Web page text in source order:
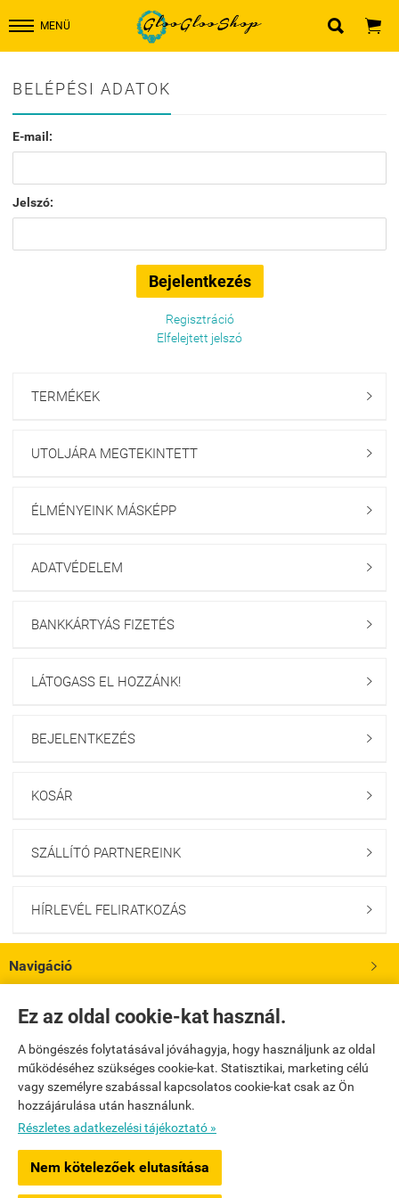
Ez az oldal cookie-kat használ.
A böngészés folytatásával jóváhagyja, hogy használjunk az oldal
működéséhez szükséges cookie-kat. Statisztikai, marketing célú
vagy személyre szabással kapcsolatos cookie-kat csak az Ön
hozzájárulása után használunk.
Részletes adatkezelési tájékoztató »
Nem kötelezőek elutasítása
MENÜ  
BELÉPÉSI ADATOK
E-mail:
Jelszó:
Regisztráció
Elfelejtett jelszó
TERMÉKEK 
UTOLJÁRA MEGTEKINTETT 
ÉLMÉNYEINK MÁSKÉPP 
ADATVÉDELEM 
BANKKÁRTYÁS FIZETÉS 
LÁTOGASS EL HOZZÁNK! 
BEJELENTKEZÉS 
KOSÁR 
SZÁLLÍTÓ PARTNEREINK 
HÍRLEVÉL FELIRATKOZÁS 
Navigáció 
Saját fiók
Bemutatkozás
Elérhetőségek
www.gloogloowebshop.hu -WiTech és Társa Kreatív Mérnöki Iroda Kft.